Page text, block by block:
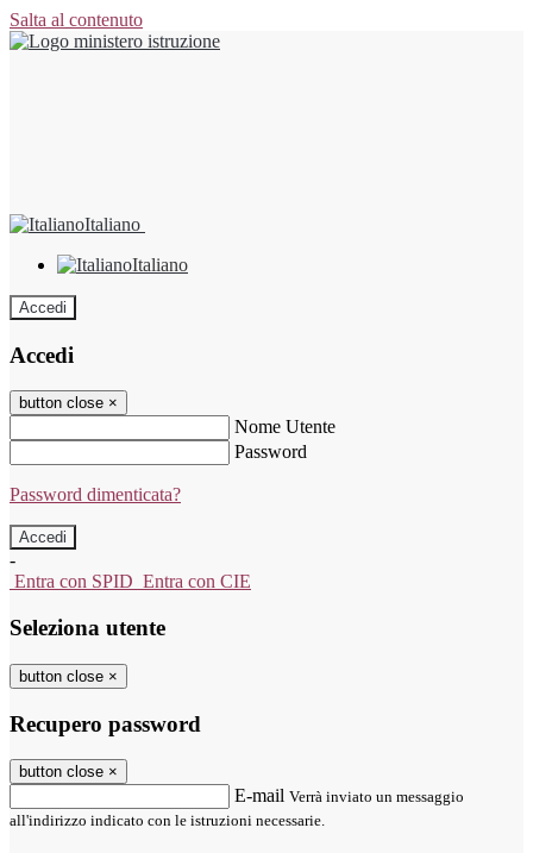
Salta al contenuto
Italiano
Italiano
Accedi
Accedi
button close ×
Nome Utente
Password
Password dimenticata?
-
Entra con SPID Entra con CIE
Seleziona utente
button close ×
Recupero password
button close ×
E-mail Verrà inviato un messaggio
all'indirizzo indicato con le istruzioni necessarie.